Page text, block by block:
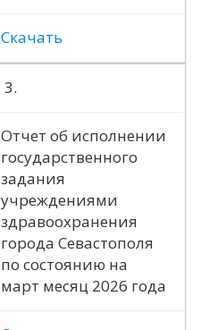
Скачать
3.
Отчет об исполнении
государственного
задания
учреждениями
здравоохранения
города Севастополя
по состоянию на
март месяц 2026 года